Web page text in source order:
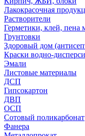
Лакокрасочная
Растворители
Герметики, клей, пена
Грунтовки
Здоровый дом
Краски водно-
Эмали
Листовые материалы
ДСП
Гипсокартон
ДВП
ОСП
Сотовый поликарбонат
Фанера